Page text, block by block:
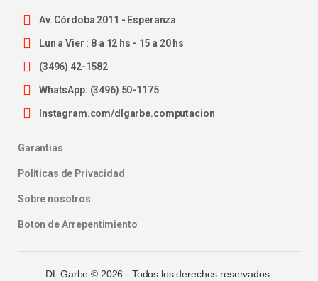
Av. Córdoba 2011 - Esperanza
Lun a Vier : 8 a 12 hs - 15 a 20 hs
(3496) 42-1582
WhatsApp: (3496) 50-1175
Instagram.com/dlgarbe.computacion
Garantias
Politicas de Privacidad
Sobre nosotros
Boton de Arrepentimiento
DL Garbe © 2026 - Todos los derechos reservados.